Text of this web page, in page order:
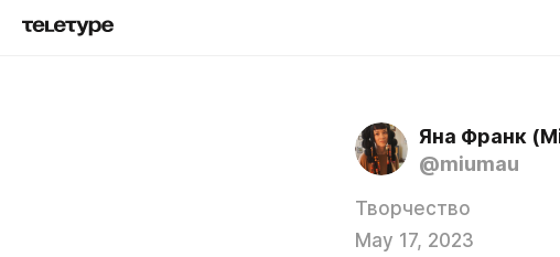
Яна Франк
@miumau
Творчество
May 17, 2023